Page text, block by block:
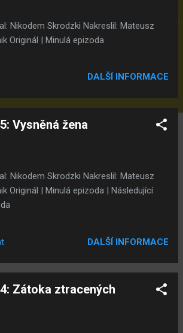
Nikodem Skrodzki Nakreslil: Mateusz
Originál | Minulá epizoda
DALŠÍ INFORMACE
Vysněná žena
Nikodem Skrodzki Nakreslil: Mateusz
Originál | Minulá epizoda | Následující
DALŠÍ INFORMACE
Zátoka ztracených